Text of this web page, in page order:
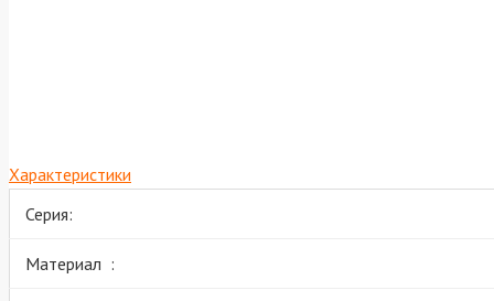
Характеристики
Серия:
Материал :